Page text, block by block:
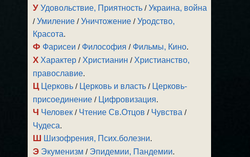
У Удовольствие, Приятность /Украина, война
/Умиление /Уничтожение /Уродство,
Красота.
Ф Фарисеи / Философия / Фильмы, Кино.
Х Характер / Христианин / Христианство,
православие.
Ц Церковь / Церковь и власть / Церковь-
присоединение / Цифровизация.
Ч Человек / Чтение Св.Отцов / Чувства /
Чудеса.
Ш Шизофрения, Псих.болезни.
Э Экуменизм / Эпидемии, Пандемии.